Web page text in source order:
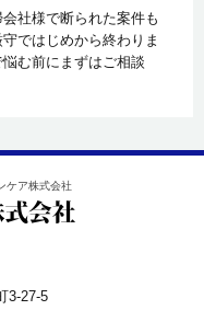
社様で断られた案件も
ではじめから終わりま
む前にまずはご相談
ケア株式会社
3-27-5